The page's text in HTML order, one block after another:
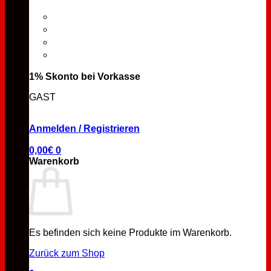
1% Skonto bei Vorkasse
GAST
Anmelden / Registrieren
0,00€ 0
Warenkorb
Es befinden sich keine Produkte im Warenkorb.
Zurück zum Shop